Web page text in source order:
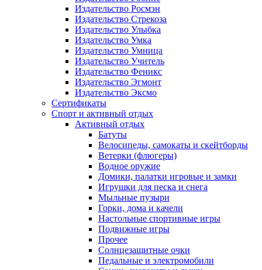
Издательство Росмэн
Издательство Стрекоза
Издательство Улыбка
Издательство Умка
Издательство Умница
Издательство Учитель
Издательство Феникс
Издательство Эгмонт
Издательство Эксмо
Сертификаты
Спорт и активный отдых
Активный отдых
Батуты
Велосипеды, самокаты и скейтборды
Ветерки (флюгеры)
Водное оружие
Домики, палатки игровые и замки
Игрушки для песка и снега
Мыльные пузыри
Горки, дома и качели
Настольные спортивные игры
Подвижные игры
Прочее
Солнцезащитные очки
Педальные и электромобили